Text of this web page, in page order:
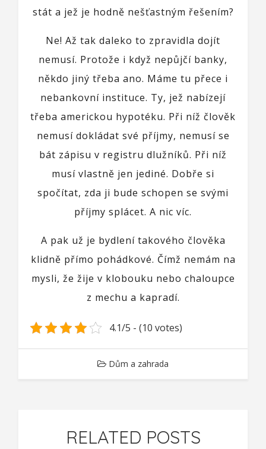
stát a jež je hodně nešťastným řešením?
Ne! Až tak daleko to zpravidla dojít
nemusí. Protože i když nepůjčí banky,
někdo jiný třeba ano. Máme tu přece i
nebankovní instituce. Ty, jež nabízejí
třeba americkou hypotéku. Při níž člověk
nemusí dokládat své příjmy, nemusí se
bát zápisu v registru dlužníků. Při níž
musí vlastně jen jediné. Dobře si
spočítat, zda ji bude schopen se svými
příjmy splácet. A nic víc.
A pak už je bydlení takového člověka
klidně přímo pohádkové. Čímž nemám na
mysli, že žije v klobouku nebo chaloupce
z mechu a kapradí.
4.1/5 - (10 votes)
Dům a zahrada
RELATED POSTS